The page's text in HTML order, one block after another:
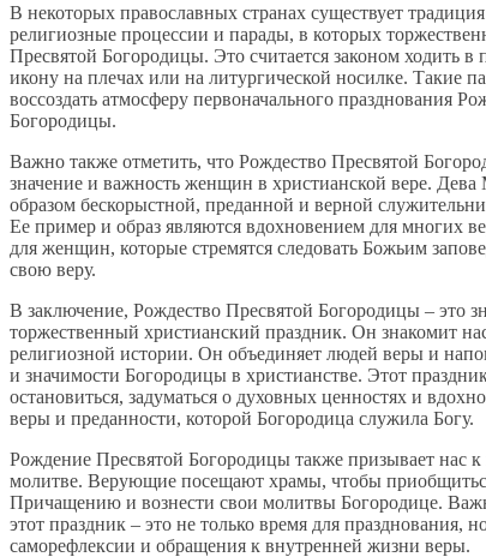
В некоторых православных странах существует традиция
религиозные процессии и парады, в которых
Пресвятой Богородицы. Это считается законом ходить в
икону на плечах или на литургической носилке. Такие
воссоздать атмосферу первоначального празднования
Богородицы.
Важно также отметить, что Рождество Пресвятой
значение и важность женщин в христианской вере. Дева
образом бескорыстной, преданной и верной
Ее пример и образ являются вдохновением для многих
для женщин, которые стремятся следовать Божьим
свою веру.
В заключение, Рождество Пресвятой Богородицы – это
торжественный христианский праздник. Он знакомит
религиозной истории. Он объединяет людей веры и
и значимости Богородицы в христианстве. Этот
остановиться, задуматься о духовных ценностях и
веры и преданности, которой Богородица служила Богу.
Рождение Пресвятой Богородицы также призывает нас
молитве. Верующие посещают храмы, чтобы
Причащению и вознести свои молитвы Богородице.
этот праздник – это не только время для празднования,
саморефлексии и обращения к внутренней жизни веры.